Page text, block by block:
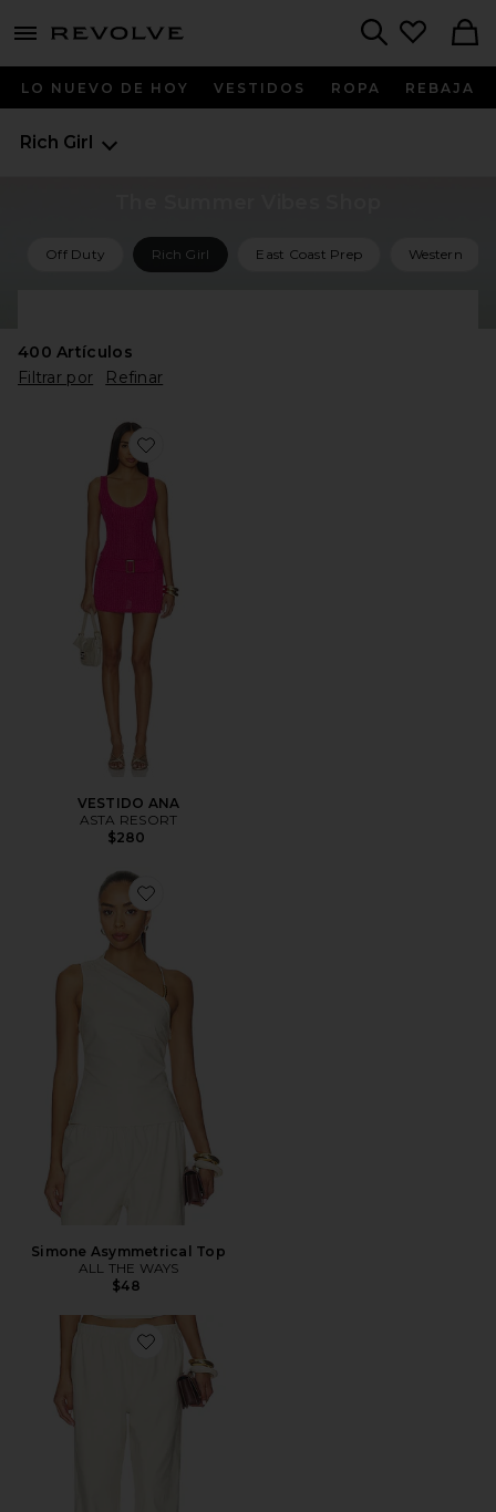
menu - shows more content
LO NUEVO DE HOY VESTIDOS ROPA REBAJA
Rich Girl
Off Duty Rich Girl East Coast Prep Western
400 Artículos
Filtrar por
Refinar
Favorite VESTIDO ANA
VESTIDO ANA
ASTA RESORT
$280
Favorite Simone Asymmetrical Top
Simone Asymmetrical Top
ALL THE WAYS
$48
Favorite PANTALÓN SIMONE